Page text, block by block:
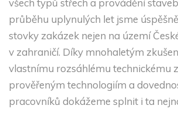
všech typů střech a provádění
průběhu uplynulých let jsme
stovky zakázek nejen na území
v zahraničí. Díky mnohaletým
vlastnímu rozsáhlému technickému
prověřeným technologiím a
pracovníků dokážeme splnit i ta